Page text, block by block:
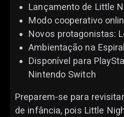
Lançamento de Little
Modo cooperativo
Novos protagonistas:
Ambientação na
Disponível para
Nintendo Switch
Preparem-se para
de infância, pois Little